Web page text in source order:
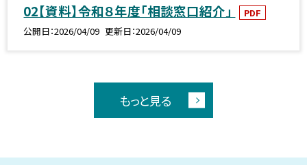
02【資料】令和８年度「相談窓口紹介」
PDF
公開日 2026/04/09 更新日 2026/04/09
もっと見る